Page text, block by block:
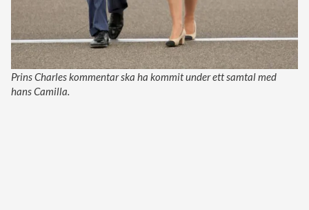
Prins Charles kommentar ska ha kommit under ett samtal med
hans Camilla.